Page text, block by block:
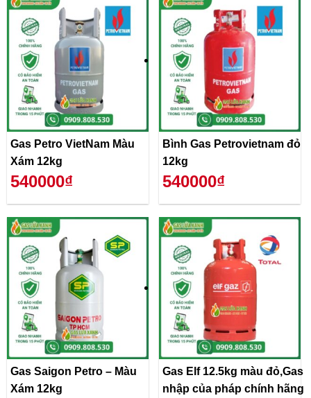
Gas Petro VietNam Màu
Xám 12kg
540000₫
Bình Gas Petrovietnam đỏ
12kg
540000₫
Gas Saigon Petro – Màu
Xám 12kg
Gas Elf 12.5kg màu đỏ,Gas
nhập của pháp chính hãng